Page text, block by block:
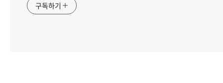
구독하기